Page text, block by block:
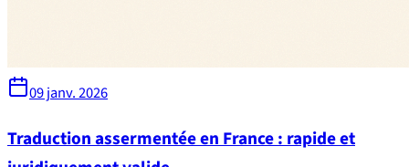
09 janv. 2026
Traduction assermentée en France : rapide et